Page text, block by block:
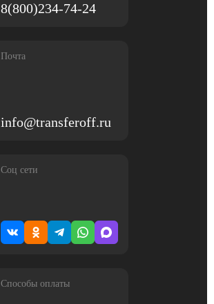
8(800)234-74-24
Почта
info@transferoff.ru
Соц сети
Способы оплаты